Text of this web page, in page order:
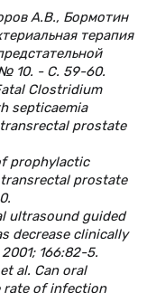
А.В., Бормотин
терапия
10. - С. 59-60.
Clostridium
septicaemia
prostate
prophylactic
prostate
ultrasound guided
decrease clinically
166:82-5.
al. Can oral
rate of infection